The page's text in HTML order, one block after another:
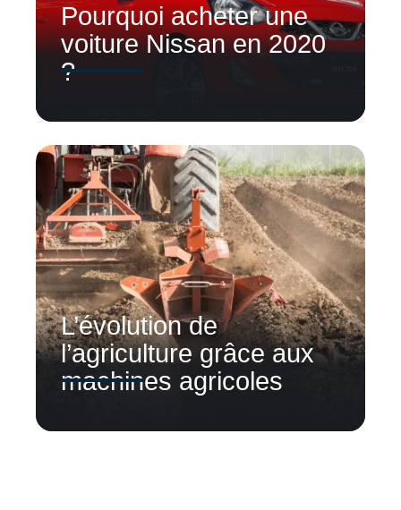
Pourquoi acheter une
voiture Nissan en 2020
?
L’évolution de
l’agriculture grâce aux
machines agricoles